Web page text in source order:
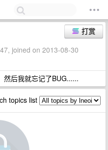
打赏
joined on 2013-08-30
然后我就忘记了BUG......
topics list